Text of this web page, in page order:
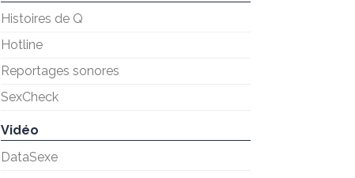
Histoires de Q
Hotline
Reportages sonores
SexCheck
Vidéo
DataSexe